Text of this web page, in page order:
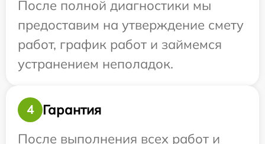
После полной диагностики мы
предоставим на утверждение смету
работ, график работ и займемся
устранением неполадок.
4
Гарантия
После выполнения всех работ и